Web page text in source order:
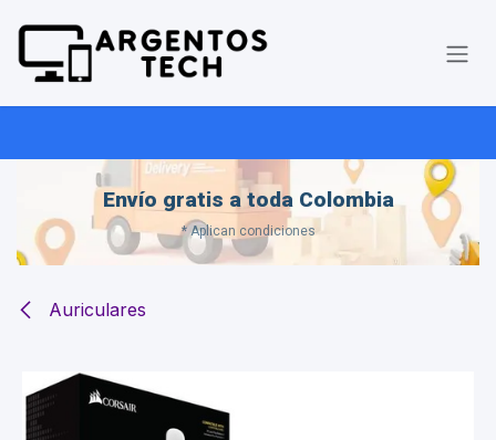
Envío gratis a toda Colombia
* Aplican condiciones
Auriculares